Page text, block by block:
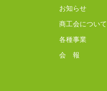
お知らせ
商工会について
各種事業
会 報